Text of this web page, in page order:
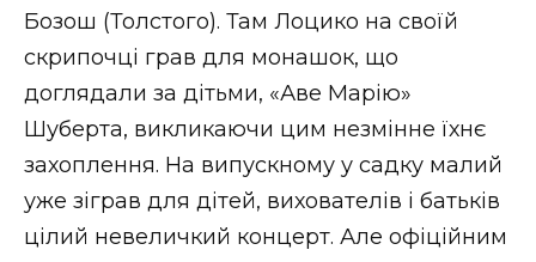
Бозош (Толстого). Там Лоцико на своїй
скрипочці грав для монашок, що
доглядали за дітьми, «Аве Марію»
Шуберта, викликаючи цим незмінне їхнє
захоплення. На випускному у садку малий
уже зіграв для дітей, вихователів і батьків
цілий невеличкий концерт. Але офіційним